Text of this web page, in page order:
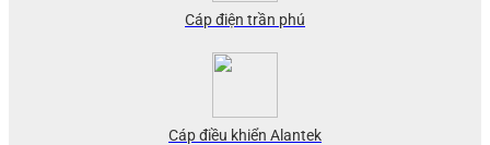
Cáp điện trần phú
Cáp điều khiển Alantek